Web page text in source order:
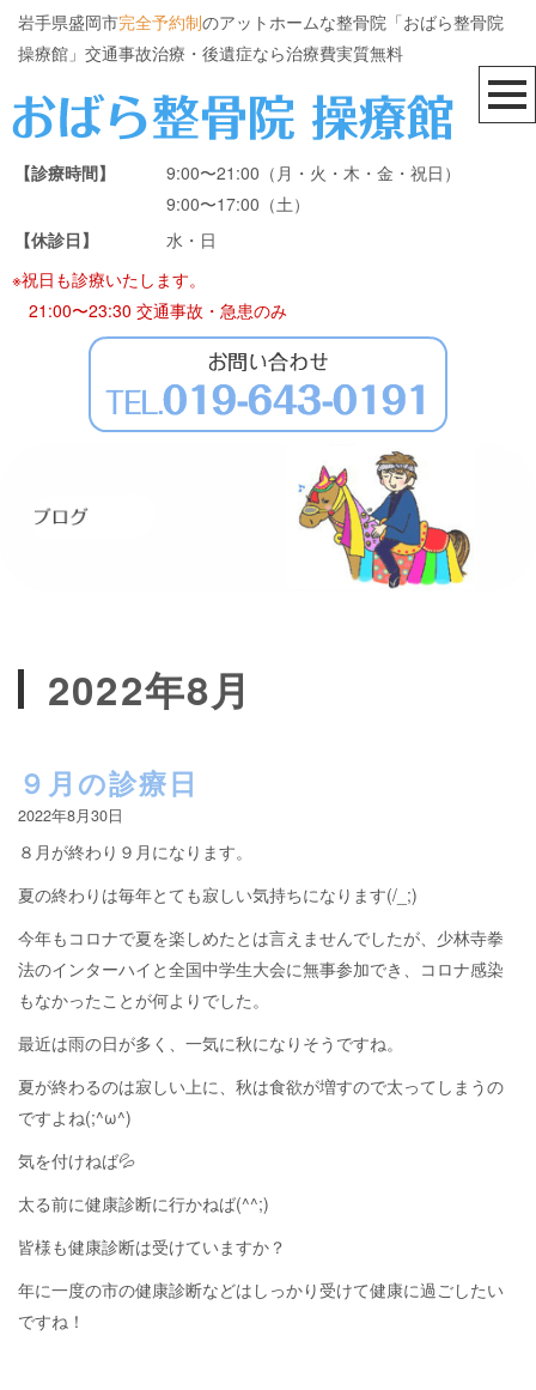
岩手県盛岡市完全予約制のアットホームな整骨院「おばら整骨院
操療館」交通事故治療・後遺症なら治療費実質無料
【診療時間】
9:00〜21:00（月・火・木・金・祝日）
9:00〜17:00（土）
【休診日】
水・日
※祝日も診療いたします。
21:00〜23:30 交通事故・急患のみ
2022年8月
９月の診療日
2022年8月30日
８月が終わり９月になります。
夏の終わりは毎年とても寂しい気持ちになります(/_;)
今年もコロナで夏を楽しめたとは言えませんでしたが、少林寺拳
法のインターハイと全国中学生大会に無事参加でき、コロナ感染
もなかったことが何よりでした。
最近は雨の日が多く、一気に秋になりそうですね。
夏が終わるのは寂しい上に、秋は食欲が増すので太ってしまうの
ですよね(;^ω^)
気を付けねば💦
太る前に健康診断に行かねば(^^;)
皆様も健康診断は受けていますか？
年に一度の市の健康診断などはしっかり受けて健康に過ごしたい
ですね！